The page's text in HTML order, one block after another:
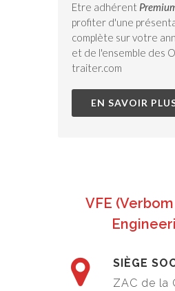
Etre adhérent
profiter d'une
complète sur votre
et de l'ensemble des
traiter.com
EN SAVOIR
VFE
SIÈGE
ZAC de la